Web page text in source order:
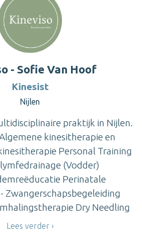
- Sofie Van Hoof
Kinesist
Nijlen
praktijk in Nijlen.
kinesitherapie en
Personal Training
(Vodder)
Perinatale
Zwangerschapsbegeleiding
Dry Needling
Lees verder